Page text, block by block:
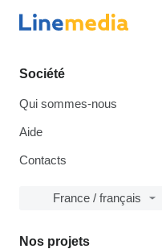
Société
Qui sommes-nous
Aide
Contacts
France / français
Nos projets